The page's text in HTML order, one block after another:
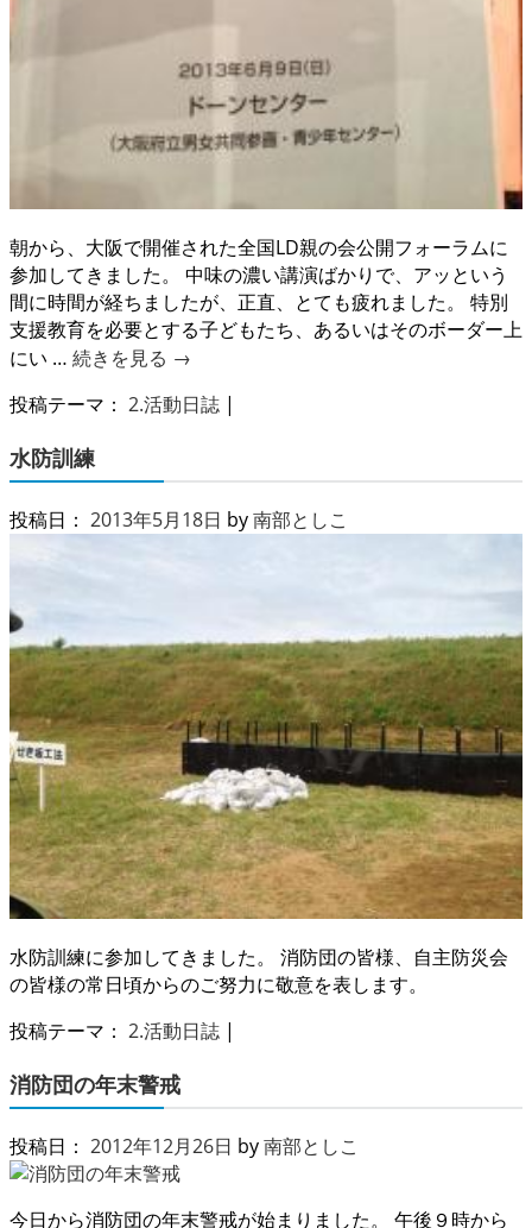
朝から、大阪で開催された全国LD親の会公開フォーラムに
参加してきました。 中味の濃い講演ばかりで、アッという
間に時間が経ちましたが、正直、とても疲れました。 特別
支援教育を必要とする子どもたち、あるいはそのボーダー上
にい … 続きを見る →
投稿テーマ： 2.活動日誌 |
水防訓練
投稿日： 2013年5月18日 by南部としこ
水防訓練に参加してきました。 消防団の皆様、自主防災会
の皆様の常日頃からのご努力に敬意を表します。
投稿テーマ： 2.活動日誌 |
消防団の年末警戒
投稿日： 2012年12月26日 by南部としこ
今日から消防団の年末警戒が始まりました。 午後９時から